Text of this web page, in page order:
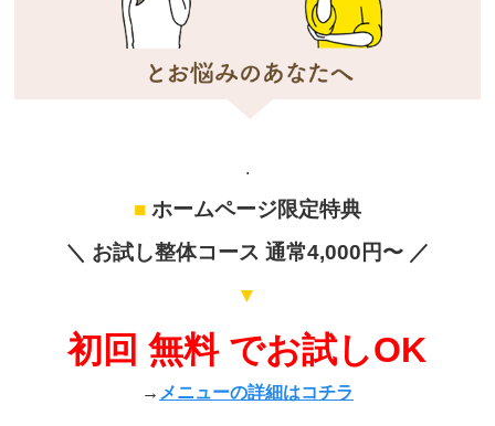
.
■ホームページ限定特典
＼ お試し整体コース 通常4,000円〜 ／
▼
初回 無料 でお試しOK
→ メニューの詳細はコチラ